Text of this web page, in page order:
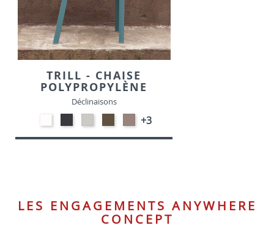
TRILL - CHAISE
POLYPROPYLÈNE
Déclinaisons
-
Blanc
-
Anthracite
Polypropylène
-
Gris
Polypropylène
-
Tabac
Polypropylène
-
Taupe
+3
LES ENGAGEMENTS ANYWHERE
CONCEPT